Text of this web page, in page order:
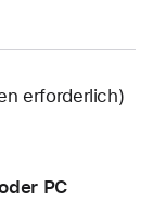
erforderlich)
PC